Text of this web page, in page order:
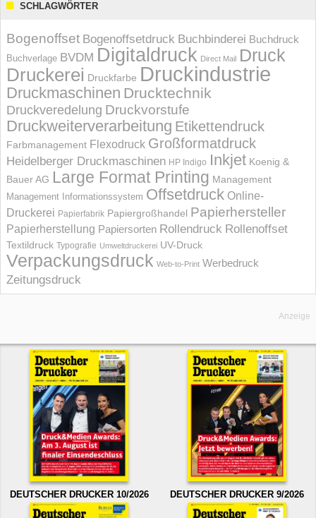
SCHLAGWÖRTER
Bogenoffset Bogenoffsetdruck Buchbinderei Buchdruck
Buchverlage BVDM Digitaldruck Direct Mail Druck
Druckerei Druckfarbe Druckindustrie
Druckmaschinen Drucktechnik
Druckveredelung Druckvorstufe
Druckweiterverarbeitung Etikettendruck
Farbmanagement Flexodruck Großformatdruck
Heidelberger Druckmaschinen HP Indigo Inkjet Koenig &
Bauer AG Large Format Printing Management
Management Informations­system Offsetdruck Online-
Druckerei Papierfabrik Papiergroßhandel Papierhersteller
Papierherstellung Papiersorten Rollendruck Rollenoffset
Textildruck Typografie Umweltdruckerei UV-Druck
Verpackungsdruck Web-to-Print Werbedruck
Zeitungsdruck
Anzeige
DEUTSCHER DRUCKER 10/2026 DEUTSCHER DRUCKER 9/2026